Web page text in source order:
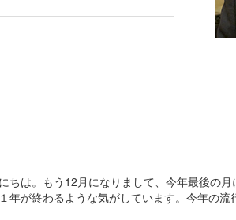
ちは。もう12月になりまして、今年最後の
年が終わるような気がしています。今年の